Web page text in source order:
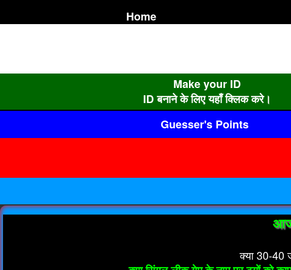
Home
Make your ID
ID बनाने के लिए यहाँ क्लिक करे।
Guesser's Points
आज
क्या 30-40